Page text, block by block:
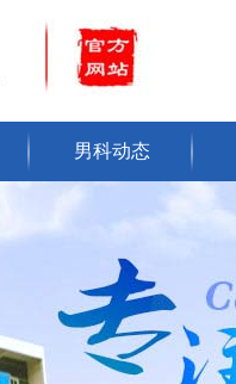
男科动态